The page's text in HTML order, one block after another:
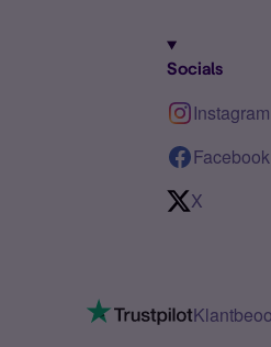
Socials
Instagram
Facebook
X